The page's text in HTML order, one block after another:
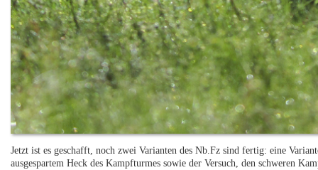
Jetzt ist es geschafft, noch zwei Varianten des Nb.Fz sind fertig: eine
ausgespartem Heck des Kampfturmes sowie der Versuch, den schweren